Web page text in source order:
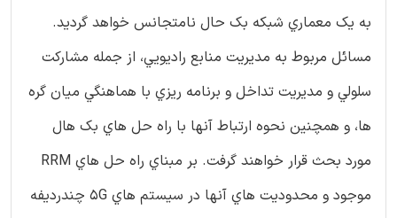
به يک معماري شبکه بک حال نامتجانس خواهد گرديد.
مسائل مربوط به مديريت منابع راديويي، از جمله مشارکت
سلولي و مديريت تداخل و برنامه ريزي با هماهنگي ميان گره
ها، و همچنين نحوه ارتباط آنها با راه حل هاي بک هال
مورد بحث قرار خواهند گرفت. بر مبناي راه حل هاي RRM
موجود و محدوديت هاي آنها در سيستم هاي 5G چندرديفه